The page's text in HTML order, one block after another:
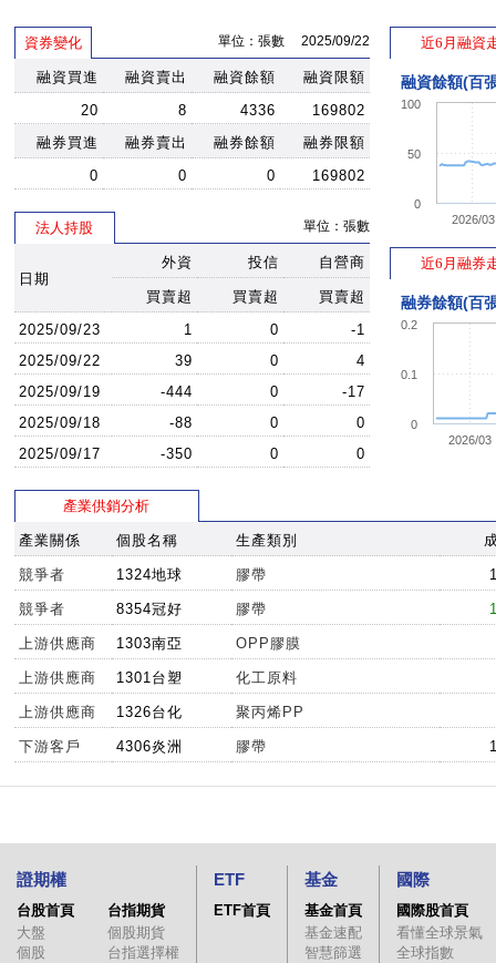
11:38:20
14.45 14.5
11:37:01
14.45 14.5
14.45 14.5
11:08:03
14.45 14.5
14.45 14.5
10:54:45
14.5
14.45 14.5
14.45 14.5
10:51:38
14.45 14.5
10:40:13
14.45 14.5
10:38:49
14.45 14.5
10:35:42
14.45 14.5
10:32:22
14.45 14.5
10:14:21
10:09:25
10:05:51
14.45
10:01:47
09:55:22
09:45:37
09:45:26
14.5 14.55
09:40:14
14.5 14.55
09:38:22
14.5 14.55
09:26:16
14.5 14.55
09:15:43
14.45
09:15:17
14.45 14.5
09:15:14
14.55
資券變化 單位：張數 2025/09/22
融資買進 融資賣出 融資餘額
融資限額
20
8 4336
169802
融券買進
融券賣出 融券餘額
融券限額
0
0 0 169802
法人持股 單位：張數
日期
外資 投信 自營商
買賣超 買賣超
買賣超
2025/09/23
1 0
-1
2025/09/22
39 0
4
2025/09/19
-444 0
-17
2025/09/18
-88 0
0
2025/09/17
-350 0 0
近6月融資
融資餘額(百
2026/03
0
50
100
近6月融券
融券餘額(百
2026/03
0
0.1
0.2
產業供銷分析
產業關係 個股名稱 生產類別
競爭者 1324地球 膠帶
競爭者 8354冠好 膠帶
上游供應商 1303南亞 OPP膠膜
上游供應商 1301台塑 化工原料
上游供應商 1326台化 聚丙烯PP
下游客戶 4306炎洲 膠帶
證期權
台股首頁
大盤
個股
台指期貨
個股期貨
台指選擇權
ETF
ETF首頁
基金
基金首頁
基金速配
智慧篩選
國際
國際股首頁
看懂全球景氣
全球指數